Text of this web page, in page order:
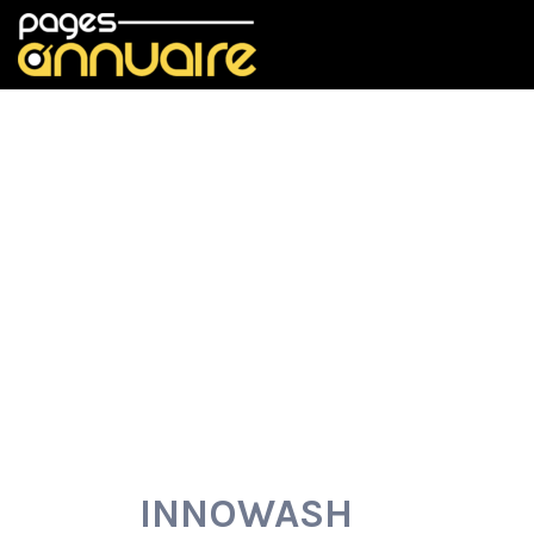
Rechercher:
INNOWASH